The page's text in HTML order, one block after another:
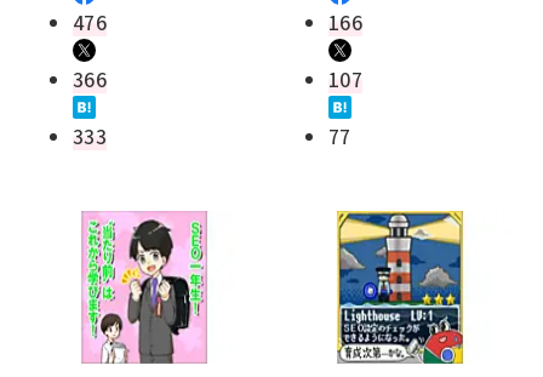
476
366
333
166
107
77